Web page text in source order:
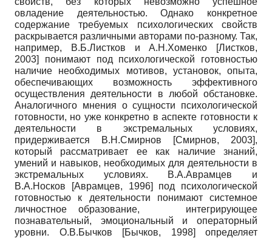
овладение деятельностью. Однако конкретное
содержание требуемых психологических свойств
раскрывается различными авторами по-разному. Так,
например, В.Б.Листков и А.Н.Хоменко
[Листков,
2003]
понимают под психологической готовностью
наличие необходимых мотивов, установок, опыта,
обеспечивающих возможность эффективного
осуществления деятельности в любой обстановке.
Аналогичного мнения о сущности психологической
готовности, но уже конкретно в аспекте готовности к
деятельности в экстремальных условиях,
придерживается В.Н.Смирнов
[Смирнов, 2003],
который рассматривает ее как наличие знаний,
умений и навыков, необходимых для деятельности в
экстремальных условиях. В.А.Аврамцев и
В.А.Носков
[Аврамцев, 1996] под психологической
готовностью к деятельности понимают системное
личностное образование, интегрирующее
познавательный, эмоциональный и операторный
уровни. О.В.Бычков
[Бычков, 1998] определяет